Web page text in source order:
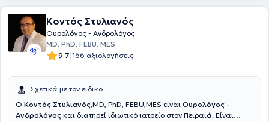
Κοντός Στυλιανός
Ουρολόγος - Ανδρολόγος
MD, PhD, FEBU, MES
9.7|166 αξιολογήσεις
Σχετικά με τον ειδικό
Ο Κοντός Στυλιανός,MD, PhD, FEBU,MES είναι Ουρολόγος -
Ανδρολόγος και διατηρεί ιδιωτικό ιατρείο στον Πειραιά. Είναι